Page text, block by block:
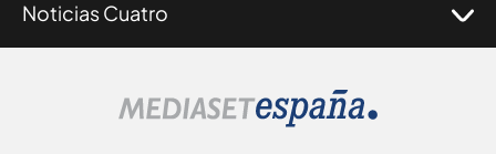
Noticias Cuatro